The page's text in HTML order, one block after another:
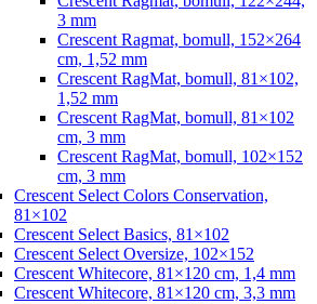
3 mm
Crescent Ragmat, bomull, 152×264
cm, 1,52 mm
Crescent RagMat, bomull, 81×102,
1,52 mm
Crescent RagMat, bomull, 81×102
cm, 3 mm
Crescent RagMat, bomull, 102×152
cm, 3 mm
Crescent Select Colors Conservation,
81×102
Crescent Select Basics, 81×102
Crescent Select Oversize, 102×152
Crescent Whitecore, 81×120 cm, 1,4 mm
Crescent Whitecore, 81×120 cm, 3,3 mm